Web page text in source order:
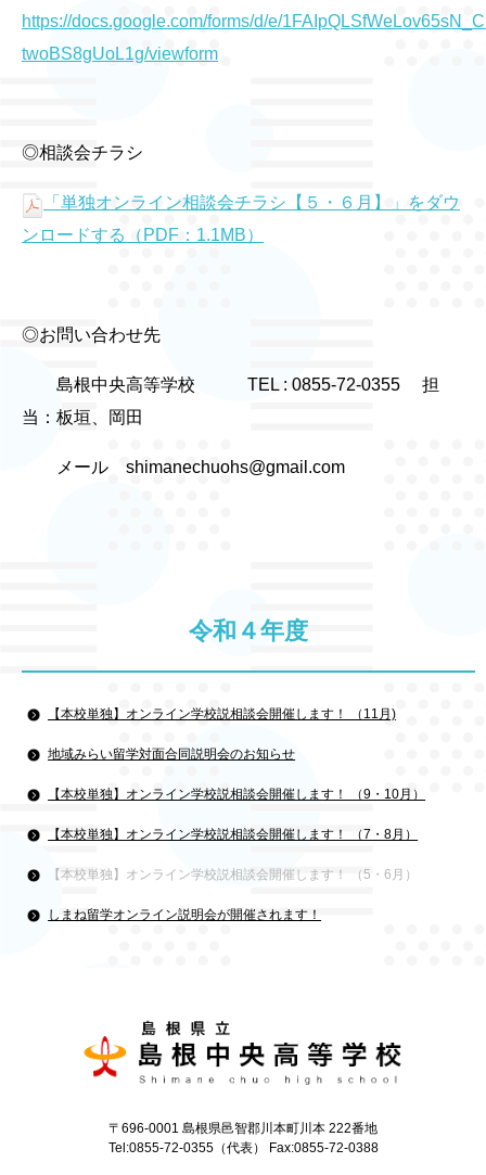
https://docs.google.com/forms/d/e/
twoBS8gUoL1g/viewform
◎相談会チラシ
「単独オンライン相談会チラシ【５・６月】」をダウ
ンロードする（PDF：1.1MB）
◎お問い合わせ先
島根中央高等学校 TEL : 0855-72-0355 担
当：板垣、岡田
メール shimanechuohs@gmail.com
令和４年度
【本校単独】オンライン学校説相談会開催します！ （11月)
地域みらい留学対面合同説明会のお知らせ
【本校単独】オンライン学校説相談会開催します！ （9・10月）
【本校単独】オンライン学校説相談会開催します！ （7・8月）
【本校単独】オンライン学校説相談会開催します！ （5・6月）
しまね留学オンライン説明会が開催されます！
〒696-0001 島根県邑智郡川本町川本 222番地
Tel:0855-72-0355（代表） Fax:0855-72-0388